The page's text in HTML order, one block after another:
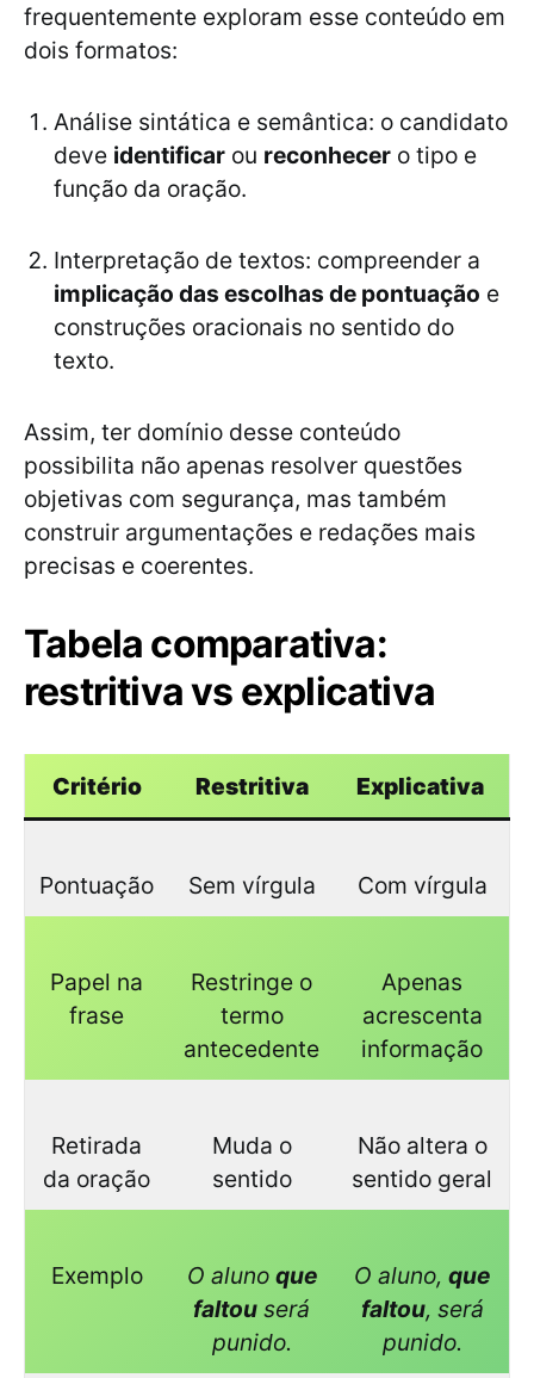
frequentemente exploram esse conteúdo em
dois formatos:
Análise sintática e semântica: o candidato
deve identificar ou reconhecer o tipo e
função da oração.
Interpretação de textos: compreender a
implicação das escolhas de pontuação e
construções oracionais no sentido do
texto.
Assim, ter domínio desse conteúdo
possibilita não apenas resolver questões
objetivas com segurança, mas também
construir argumentações e redações mais
precisas e coerentes.
Tabela comparativa:
restritiva vs explicativa
Critério Restritiva Explicativa
Pontuação Sem vírgula Com vírgula
Papel na
frase
Restringe o
termo
antecedente
Apenas
acrescenta
informação
Retirada
da oração
Muda o
sentido
Não altera o
sentido geral
Exemplo O aluno que
faltou será
punido.
O aluno, que
faltou, será
punido.